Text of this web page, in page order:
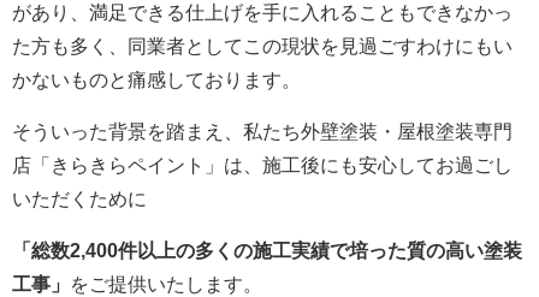
があり、満足できる仕上げを手に入れることもできなかっ
た方も多く、同業者としてこの現状を見過ごすわけにもい
かないものと痛感しております。
そういった背景を踏まえ、私たち外壁塗装・屋根塗装専門
店「きらきらペイント」は、施工後にも安心してお過ごし
いただくために
「総数2,400件以上の多くの施工実績で培った質の高い塗装
工事」
をご提供いたします。